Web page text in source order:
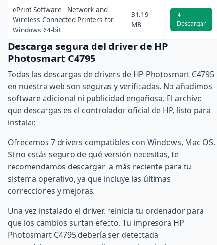
ePrint Software - Network and
Wireless Connected Printers for
Windows 64-bit
31.19
MB
⬇
Descargar
Descarga segura del driver de HP
Photosmart C4795
Todas las descargas de drivers de HP Photosmart C4795
en nuestra web son seguras y verificadas. No añadimos
software adicional ni publicidad engañosa. El archivo
que descargas es el controlador oficial de HP, listo para
instalar.
Ofrecemos 7 drivers compatibles con Windows, Mac OS.
Si no estás seguro de qué versión necesitas, te
recomendamos descargar la más reciente para tu
sistema operativo, ya que incluye las últimas
correcciones y mejoras.
Una vez instalado el driver, reinicia tu ordenador para
que los cambios surtan efecto. Tu impresora HP
Photosmart C4795 debería ser detectada